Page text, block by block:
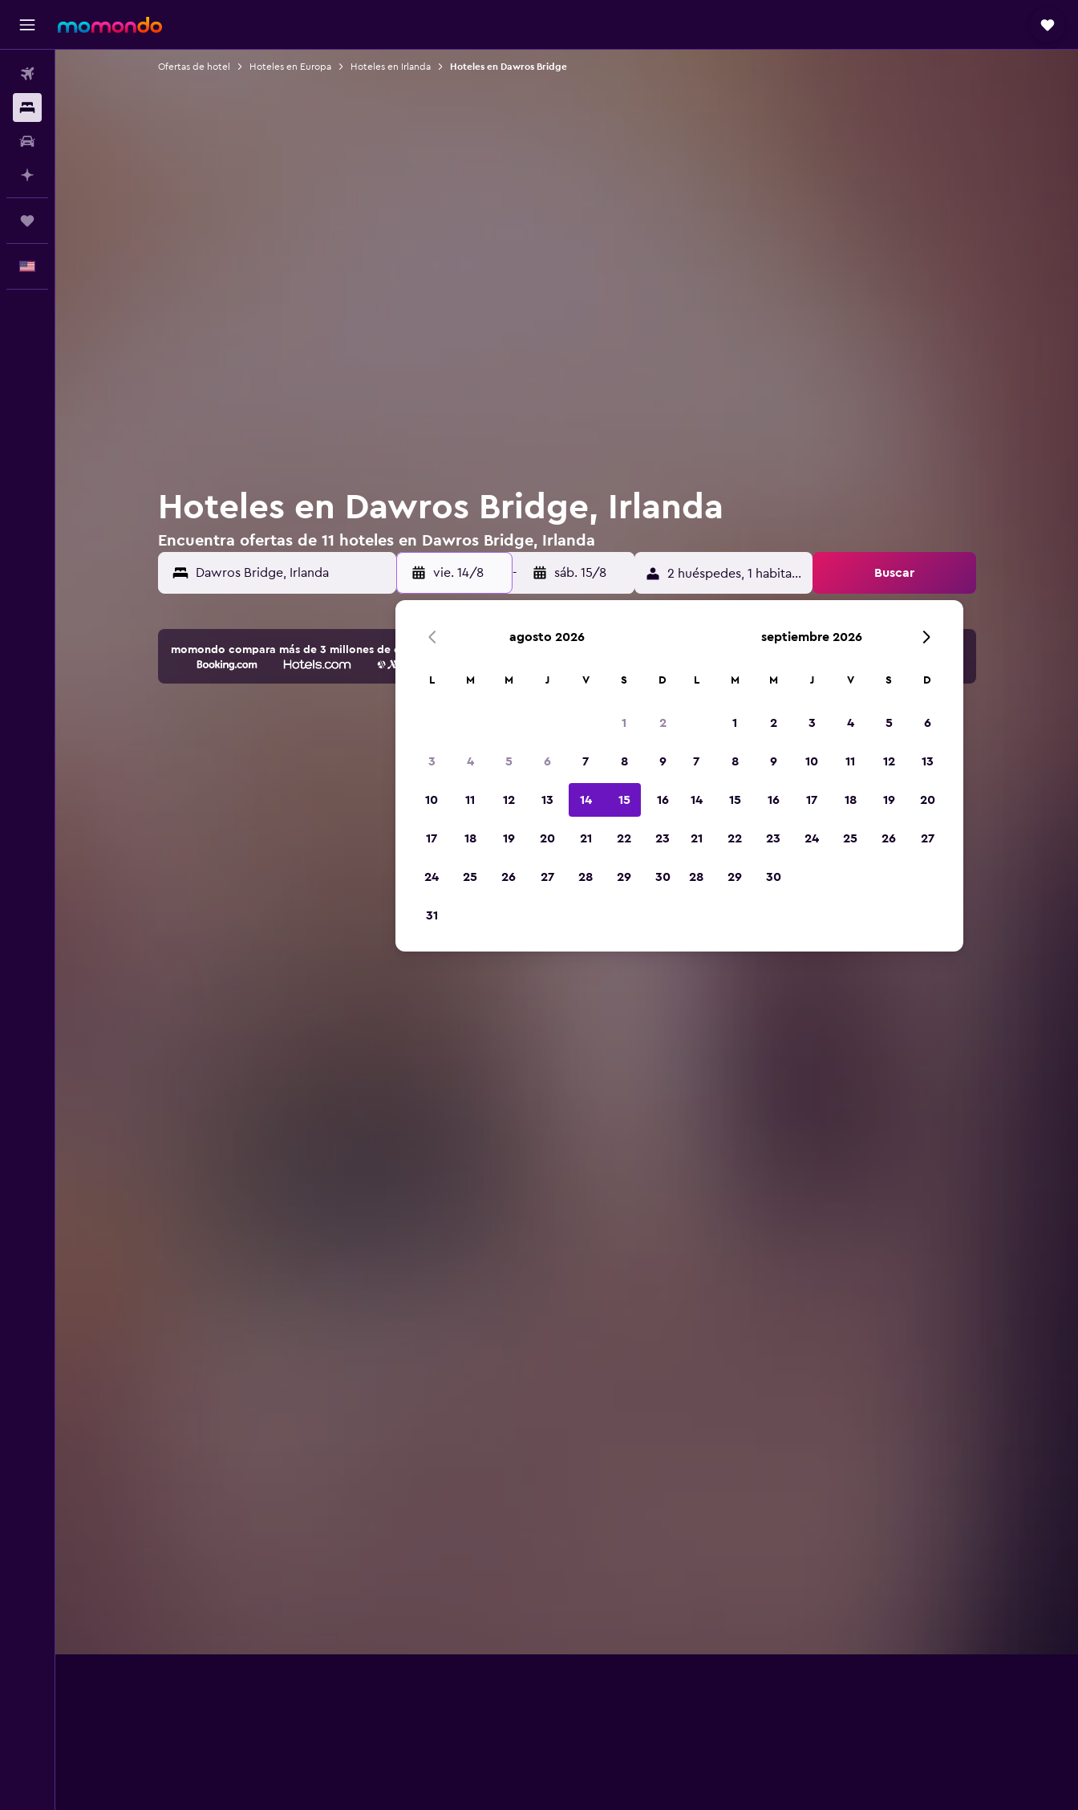
Ofertas de hotel Hoteles en Europa Hoteles en Irlanda Hoteles en Dawros Bridge
Hoteles en Dawros Bridge, Irlanda
Encuentra ofertas de 11 hoteles en Dawros Bridge, Irlanda
vie. 14/8 - sáb. 15/8 2 huéspedes, 1 habitación Buscar
momondo compara más de 3 millones de opciones de hoteles y alojamientos.
agosto 2026
L M M J V S D
1 2
3 4 5 6 7 8 9
10 11 12 13 14 15 16
17 18 19 20 21 22 23
24 25 26 27 28 29 30
31
septiembre 2026
L M M J V S D
1 2 3 4 5 6
7 8 9 10 11 12 13
14 15 16 17 18 19 20
21 22 23 24 25 26 27
28 29 30